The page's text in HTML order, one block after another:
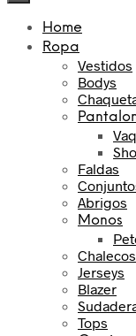
Home
Ropa
Vestidos
Bodys
Faldas
Abrigos
Monos
Chalecos
Jerseys
Blazer
Tops